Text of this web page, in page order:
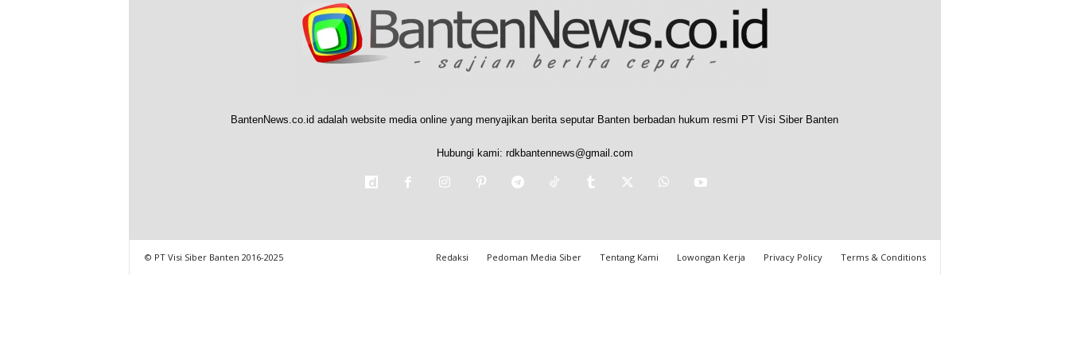
BantenNews.co.id adalah website media online yang menyajikan berita seputar Banten berbadan hukum resmi PT Visi Siber Banten
Hubungi kami: rdkbantennews@gmail.com
Redaksi Pedoman Media Siber Tentang Kami Lowongan Kerja Privacy Policy Terms & Conditions
© PT Visi Siber Banten 2016-2025